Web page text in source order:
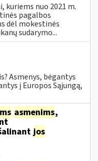
kuriems nuo 2021 m.
pagalbos
dėl mokestinės
sudarymo...
Asmenys, bėgantys
į Europos Sąjungą,
asmenims,
jos